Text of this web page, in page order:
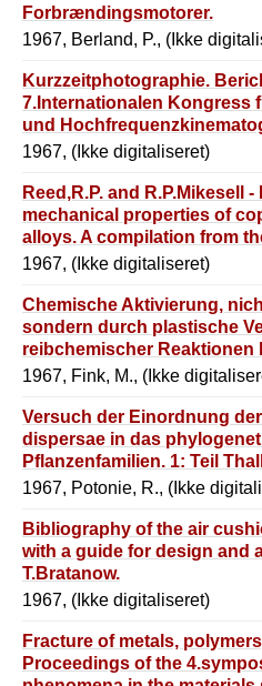
Forbrændingsmotorer.
1967, Berland, P., (Ikke
Kurzzeitphotographie.
7.Internationalen Kongress
und
Hrsg.von 0.Helwich.
1967, (Ikke digitaliseret)
Reed,R.P. and R.P.Mikesell
mechanical properties of
alloys. A compilation from
R.C. 1967.
1967, (Ikke digitaliseret)
Chemische Aktivierung,
sondern durch plastische
reibchemischer Reaktionen
1967.
1967, Fink, M., (Ikke
Versuch der Einordnung
dispersae in das
Pflanzenfamilien. 1: Teil
Teil An-giospermae.
1967, Potonie, R., (Ikke
Bibliography of the air
with a guide for design and
T.Bratanow.
1967, (Ikke digitaliseret)
Fracture of metals,
Proceedings of the